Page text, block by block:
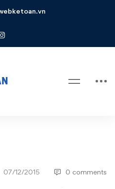
ngành xây dựng - SAS
07/12/2015 0 comments